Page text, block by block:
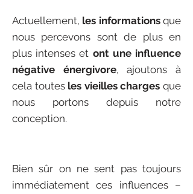
Actuellement, les informationsque
nous percevons sont de plus en
plus intenses et ont une influence
négative énergivore, ajoutons à
cela toutes les vieilles charges que
nous portons depuis notre
conception.
Bien sûr on ne sent pas toujours
immédiatement ces influences –